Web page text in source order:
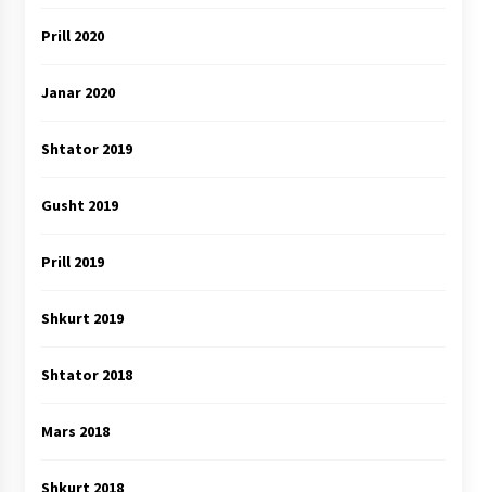
Prill 2020
Janar 2020
Shtator 2019
Gusht 2019
Prill 2019
Shkurt 2019
Shtator 2018
Mars 2018
Shkurt 2018